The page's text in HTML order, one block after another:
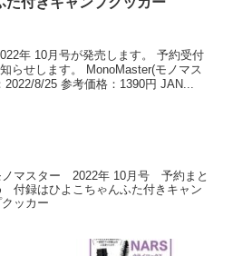
年 10月号が発売します。 予約受付
らせします。 MonoMaster(モノマス
2022/8/25 参考価格：1390円 JAN...
ノマスター 2022年 10月号 予約まと
付録はひよこちゃんふた付きキャン
クッカー